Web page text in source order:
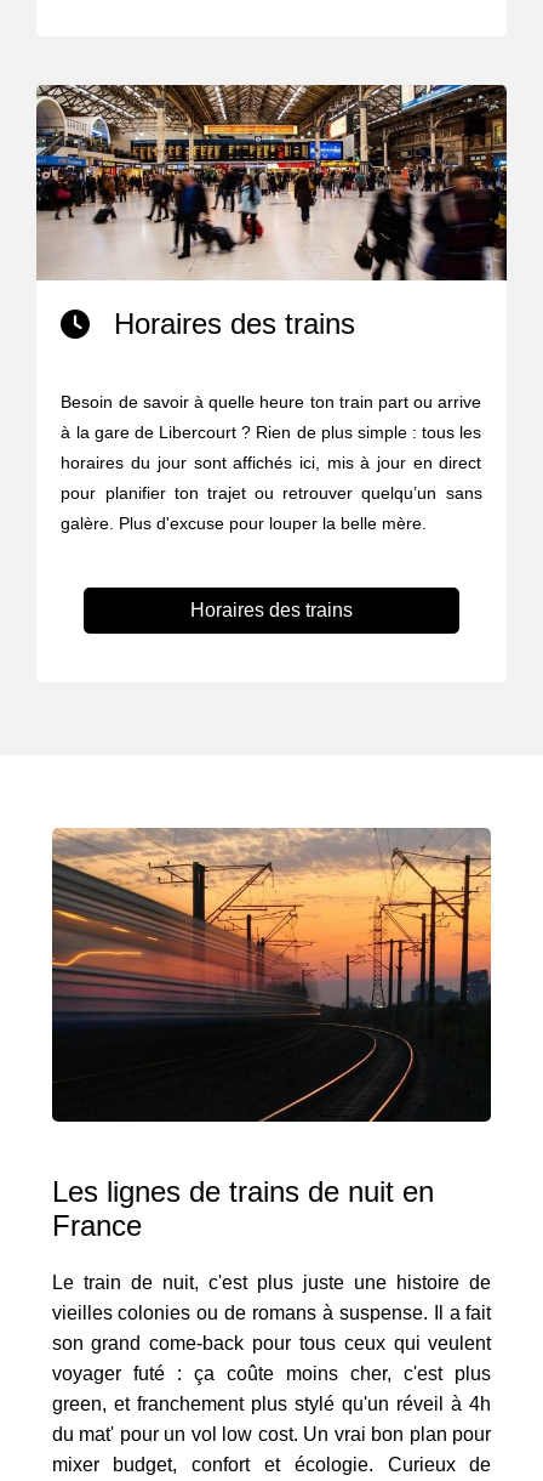
Horaires des trains
Besoin de savoir à quelle heure ton train part ou arrive
à la gare de Libercourt ? Rien de plus simple : tous les
horaires du jour sont affichés ici, mis à jour en direct
pour planifier ton trajet ou retrouver quelqu’un sans
galère. Plus d'excuse pour louper la belle mère.
Horaires des trains
Les lignes de trains de nuit en
France
Le train de nuit, c'est plus juste une histoire de
vieilles colonies ou de romans à suspense. Il a fait
son grand come-back pour tous ceux qui veulent
voyager futé : ça coûte moins cher, c'est plus
green, et franchement plus stylé qu'un réveil à 4h
du mat' pour un vol low cost. Un vrai bon plan pour
mixer budget, confort et écologie. Curieux de